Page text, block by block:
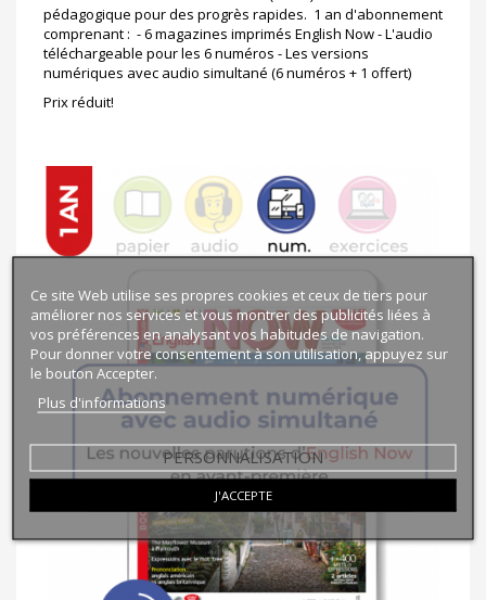
pédagogique pour des progrès rapides. 1 an d'abonnement
comprenant : - 6 magazines imprimés English Now - L'audio
téléchargeable pour les 6 numéros - Les versions
numériques avec audio simultané (6 numéros + 1 offert)
Prix réduit!
Ce site Web utilise ses propres cookies et ceux de tiers pour
améliorer nos services et vous montrer des publicités liées à
vos préférences en analysant vos habitudes de navigation.
Pour donner votre consentement à son utilisation, appuyez sur
le bouton Accepter.
Plus d'informations
PERSONNALISATION
J'ACCEPTE